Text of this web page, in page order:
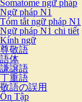
Somatome ngữ pháp
Ngữ pháp N1
Tóm tắt ngữ pháp N1
Ngữ pháp N1 chi tiết
Kính ngữ
尊敬語
語体
謙譲語
丁重語
敬語の誤用
Ôn Tập